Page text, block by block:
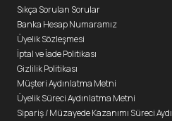
Sıkça Sorulan Sorular
Banka Hesap Numaramız
Üyelik Sözleşmesi
İptal ve İade Politikası
Gizlilik Politikası
Müşteri Aydınlatma Metni
Üyelik Süreci Aydınlatma Metni
Sipariş / Müzayede Kazanımı Süreci